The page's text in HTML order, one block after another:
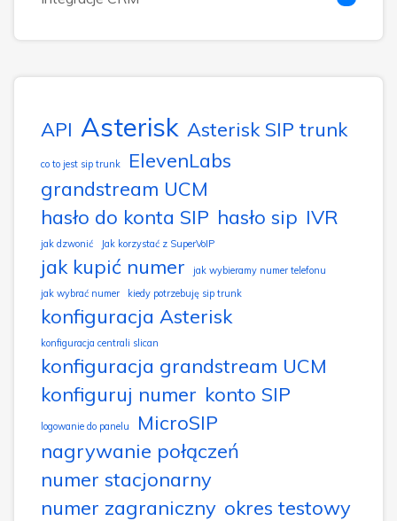
API Asterisk Asterisk SIP trunk
co to jest sip trunk
ElevenLabs
grandstream UCM
hasło do konta SIP hasło sip IVR
jak dzwonić Jak korzystać z SuperVoIP
jak kupić numer
jak wybieramy numer telefonu
jak wybrać numer
kiedy potrzebuję sip trunk
konfiguracja Asterisk
konfiguracja centrali slican
konfiguracja grandstream UCM
konfiguruj numer konto SIP
logowanie do panelu
MicroSIP
nagrywanie połączeń
numer stacjonarny
numer zagraniczny okres testowy